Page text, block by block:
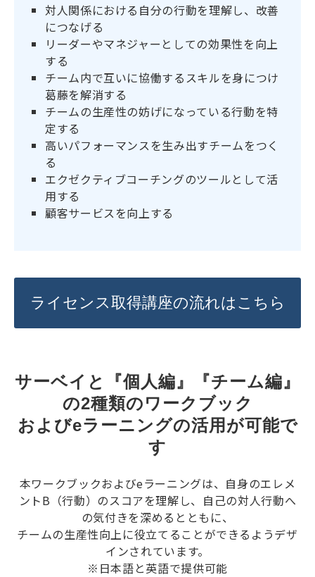
対人関係における自分の行動を理解し、改善
につなげる
リーダーやマネジャーとしての効果性を向上
する
チーム内で互いに協働するスキルを身につけ
葛藤を解消する
チームの生産性の妨げになっている行動を特
定する
高いパフォーマンスを生み出すチームをつく
る
エクゼクティブコーチングのツールとして活
用する
顧客サービスを向上する
ライセンス取得講座の流れはこちら
サーベイと『個人編』『チーム編』
の2種類のワークブック
およびeラーニングの活用が可能で
す
本ワークブックおよびeラーニングは、自身のエレメ
ントB（行動）のスコアを理解し、自己の対人行動へ
の気付きを深めるとともに、
チームの生産性向上に役立てることができるようデザ
インされています。
※日本語と英語で提供可能